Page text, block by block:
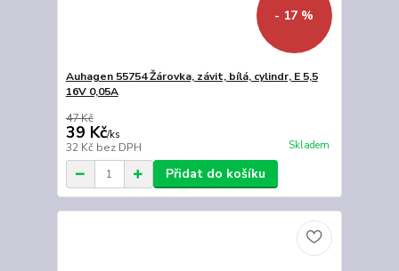
- 17 %
Auhagen 55754 Žárovka, závit, bílá, cylindr, E 5,5
16V 0,05A
47 Kč
39 Kč/ks
32 Kč bez DPH Skladem
Přidat do košíku